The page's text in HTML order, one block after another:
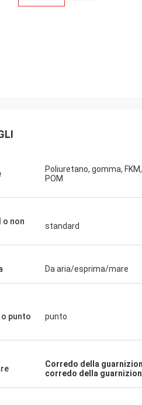
dell'agenzia sono
prestazione di costo
veloce e servic
Poliuretano, gomma, FKM,
POM
o non
standard
Da aria/esprima/mare
o punto punto
Corredo della
corredo della